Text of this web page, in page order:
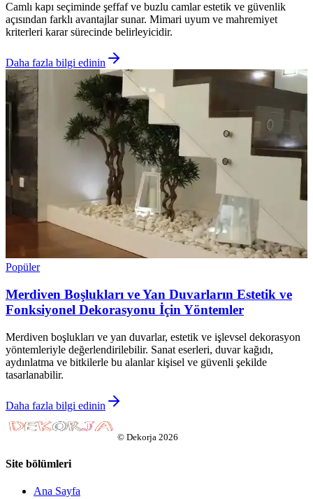
Camlı kapı seçiminde şeffaf ve buzlu camlar estetik ve güvenlik
açısından farklı avantajlar sunar. Mimari uyum ve mahremiyet
kriterleri karar sürecinde belirleyicidir.
Daha fazla bilgi edinin
Popüler
Merdiven Boşlukları ve Yan Duvarların Estetik ve
Fonksiyonel Dekorasyonu İçin Yöntemler
Merdiven boşlukları ve yan duvarlar, estetik ve işlevsel dekorasyon
yöntemleriyle değerlendirilebilir. Sanat eserleri, duvar kağıdı,
aydınlatma ve bitkilerle bu alanlar kişisel ve güvenli şekilde
tasarlanabilir.
Daha fazla bilgi edinin
© Dekorja 2026
Site bölümleri
Ana Sayfa